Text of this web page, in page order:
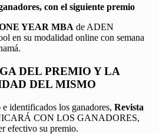
con el siguiente premio
YEAR MBA de ADEN
en su modalidad online con semana
DEL PREMIO Y LA
DEL MISMO
identificados los ganadores, Revista
CON LOS GANADORES,
efectivo su premio.